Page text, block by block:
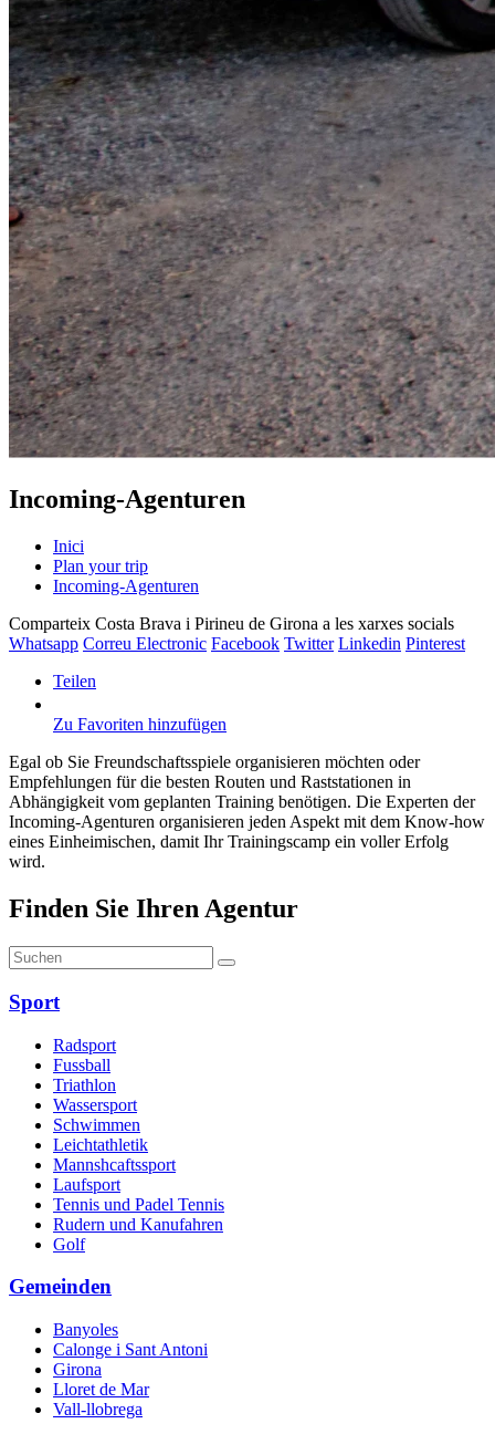
Incoming-Agenturen
Inici
Plan your trip
Incoming-Agenturen
Comparteix Costa Brava i Pirineu de Girona a les xarxes socials
Whatsapp Correu Electronic Facebook Twitter Linkedin Pinterest
Teilen
Zu Favoriten hinzufügen
Egal ob Sie Freundschaftsspiele organisieren möchten oder
Empfehlungen für die besten Routen und Raststationen in
Abhängigkeit vom geplanten Training benötigen. Die Experten der
Incoming-Agenturen organisieren jeden Aspekt mit dem Know-how
eines Einheimischen, damit Ihr Trainingscamp ein voller Erfolg
wird.
Finden Sie Ihren Agentur
Sport
Radsport
Fussball
Triathlon
Wassersport
Schwimmen
Leichtathletik
Mannshcaftssport
Laufsport
Tennis und Padel Tennis
Rudern und Kanufahren
Golf
Gemeinden
Banyoles
Calonge i Sant Antoni
Girona
Lloret de Mar
Vall-llobrega